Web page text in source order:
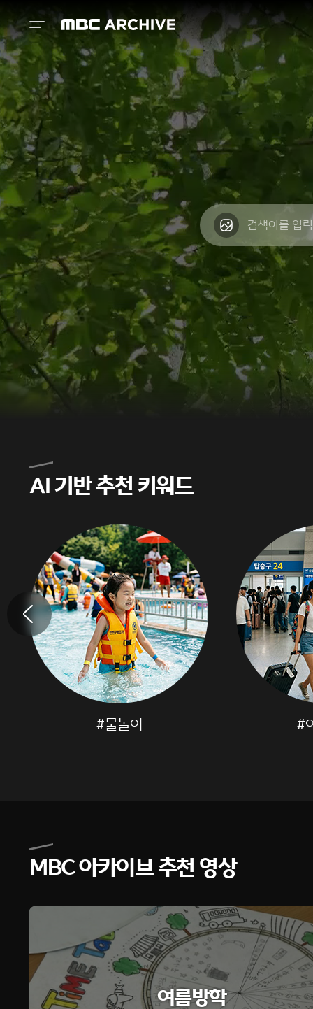
AI 기반 추천 키워드
#물놀이 #
MBC 아카이브 추천 영상
여름방학